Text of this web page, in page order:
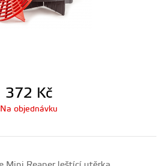
372 Kč
Na objednávku